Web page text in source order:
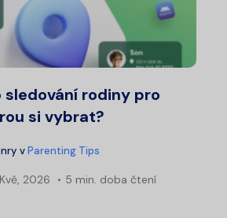
rodiny pro
si vybrat?
vParenting Tips
2026 5 min. doba čtení